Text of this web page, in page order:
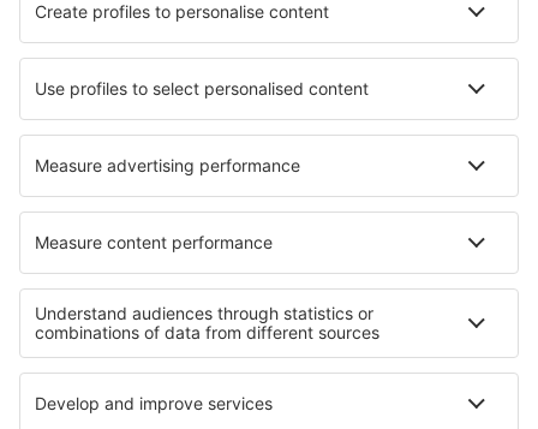
Verblijf in Ita Verblijf in Speenoge Verblijf in Dieren
Verblijf in Glenmont Verblijf in Flatdal
Beste accommodatie - regio's
Verblijf op Chalcidice Verblijf in Kavala
Verblijf on Thassos Verblijf op Rhodos
Verblijf aan de Olympische Rivièra Verblijf in Austrian Alps
Verblijf in Valle Sagrado Verblijf in Florida